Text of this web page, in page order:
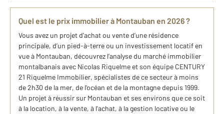
Quel est le prix immobilier à Montauban en 2026 ?
Vous avez un projet d’achat ou vente d’une résidence
principale, d’un pied-à-terre ou un investissement locatif en
vue à Montauban, découvrez l’analyse du marché immobilier
montalbanais avec Nicolas Riquelme et son équipe CENTURY
21 Riquelme Immobilier, spécialistes de ce secteur à moins
de 2h30 de la mer, de l'océan et de la montagne depuis 1999.
Un projet à réussir sur Montauban et ses environs que ce soit
à la location, à la vente, à l'achat, à la gestion locative ou le